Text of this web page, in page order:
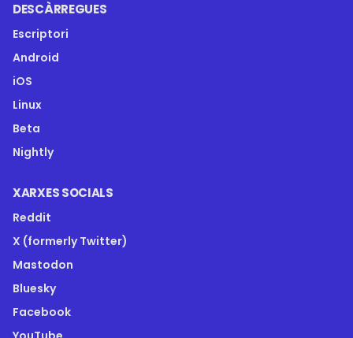
DESCÀRREGUES
Escriptori
Android
iOS
Linux
Beta
Nightly
XARXES SOCIALS
Reddit
X (formerly Twitter)
Mastodon
Bluesky
Facebook